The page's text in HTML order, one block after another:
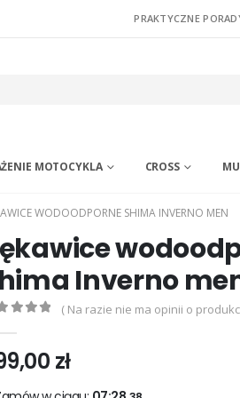
PRAKTYCZNE
MOTOCYKLA CROSS
WODOODPORNE SHIMA INVERNO MEN
Inverno
( Na razie nie ma opinii o
zł